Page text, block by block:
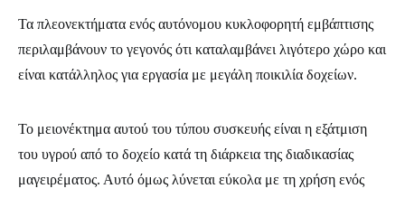
Τα πλεονεκτήματα ενός αυτόνομου κυκλοφορητή εμβάπτισης
περιλαμβάνουν το γεγονός ότι καταλαμβάνει λιγότερο χώρο και
είναι κατάλληλος για εργασία με μεγάλη ποικιλία δοχείων.
Το μειονέκτημα αυτού του τύπου συσκευής είναι η εξάτμιση
του υγρού από το δοχείο κατά τη διάρκεια της διαδικασίας
μαγειρέματος. Αυτό όμως λύνεται εύκολα με τη χρήση ενός